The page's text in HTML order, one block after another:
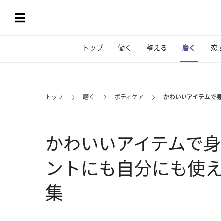
トップ 働く 整える 磨く 恋
トップ 磨く ボディケア かわいいアイテムで
かわいいアイテムで
ントにも自分にも使
集